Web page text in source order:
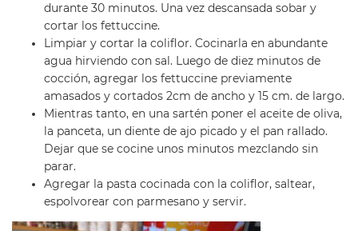
durante 30 minutos. Una vez descansada sobar y
cortar los fettuccine.
Limpiar y cortar la coliflor. Cocinarla en abundante
agua hirviendo con sal. Luego de diez minutos de
cocción, agregar los fettuccine previamente
amasados y cortados 2cm de ancho y 15 cm. de largo.
Mientras tanto, en una sartén poner el aceite de oliva,
la panceta, un diente de ajo picado y el pan rallado.
Dejar que se cocine unos minutos mezclando sin
parar.
Agregar la pasta cocinada con la coliflor, saltear,
espolvorear con parmesano y servir.